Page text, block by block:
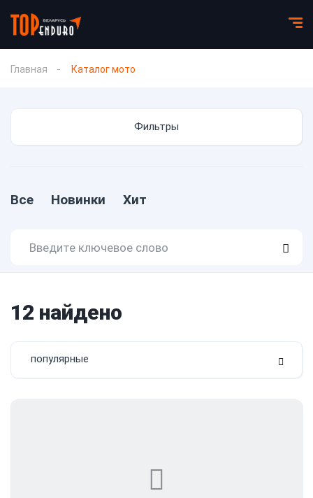
Главная Каталог мото
Фильтры
Все Новинки Хит
12 найдено
популярные